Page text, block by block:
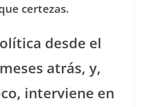
certezas.
desde el
atrás, y,
interviene en